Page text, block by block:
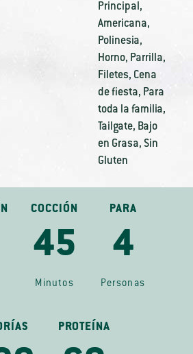
Principal,
Americana,
Polinesia,
Horno, Parrilla,
Filetes, Cena
de fiesta, Para
toda la familia,
Tailgate, Bajo
en Grasa, Sin
Gluten
COCCIÓN
45
Minutos
PARA
4
Personas
PROTEÍNA